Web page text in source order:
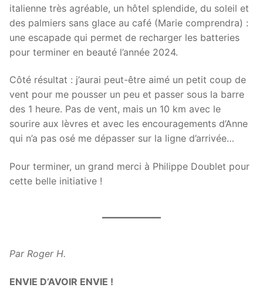
italienne très agréable, un hôtel splendide, du soleil et
des palmiers sans glace au café (Marie comprendra) :
une escapade qui permet de recharger les batteries
pour terminer en beauté l’année 2024.
Côté résultat : j’aurai peut-être aimé un petit coup de
vent pour me pousser un peu et passer sous la barre
des 1 heure. Pas de vent, mais un 10 km avec le
sourire aux lèvres et avec les encouragements d’Anne
qui n’a pas osé me dépasser sur la ligne d’arrivée…
Pour terminer, un grand merci à Philippe Doublet pour
cette belle initiative !
Par Roger H.
ENVIE D’AVOIR ENVIE !